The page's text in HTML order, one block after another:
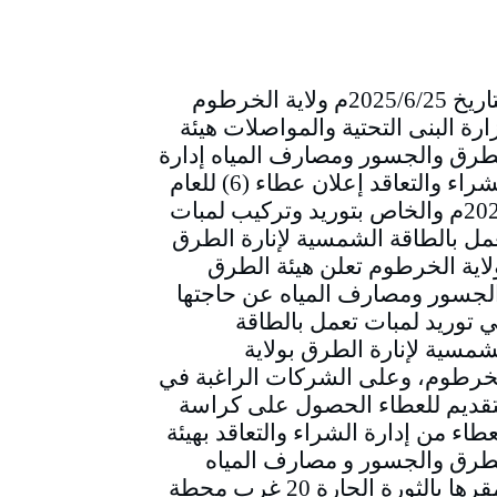
التاريخ 2025/6/25م ولاية الخرطوم
البنى التحتية والمواصلات هيئة
والجسور ومصارف المياه إدارة
الشراء والتعاقد إعلان عطاء (6) للعام
2025م والخاص بتوريد وتركيب لمبات
بالطاقة الشمسية لإنارة الطرق
الخرطوم تعلن هيئة الطرق
ومصارف المياه عن حاجتها
توريد لمبات تعمل بالطاقة
لإنارة الطرق بولاية
وعلى الشركات الراغبة في
للعطاء الحصول على كراسة
من إدارة الشراء والتعاقد بهيئة
والجسور و مصارف المياه
بمقرها بالثورة الحارة 20 غرب محطة